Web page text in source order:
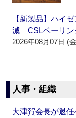
【新製品】ハイ
減 CSLベーリン
2026年08月07日 (
人事・組織
大津賀会長が退